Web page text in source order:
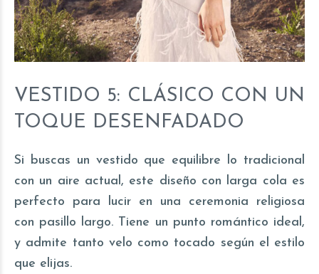
VESTIDO 5: CLÁSICO CON UN
TOQUE DESENFADADO
Si buscas un vestido que equilibre lo tradicional
con un aire actual, este diseño con larga cola es
perfecto para lucir en una ceremonia religiosa
con pasillo largo. Tiene un punto romántico ideal,
y admite tanto velo como tocado según el estilo
que elijas.